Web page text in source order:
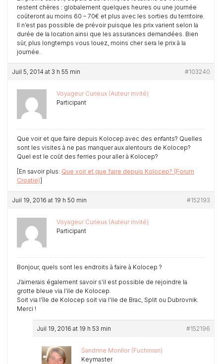
restent chères : globalement quelques heures ou une journée
coûteront au moins 60 – 70€ et plus avec les sorties du territoire.
Il n’est pas possible de prévoir puisque les prix varient selon la
durée de la location ainsi que les assurances demandées. Bien
sûr, plus longtemps vous louez, moins cher sera le prix à la
journée.
Juil 5, 2014 at 3 h 55 min #103240
Voyageur Curieux (Auteur invité)
Participant
Que voir et que faire depuis Kolocep avec des enfants? Quelles
sont les visites à ne pas manquer aux alentours de Kolocep?
Quel est le coût des ferries pour aller à Kolocep?
[En savoir plus: Que voir et que faire depuis Kolocep? (Forum
Croatie)]
Juil 19, 2016 at 19 h 50 min #152193
Voyageur Curieux (Auteur invité)
Participant
Bonjour, quels sont les endroits à faire à Kolocep ?
J’aimerais également savoir s’il est possible de rejoindre la
grotte bleue via l’ile de Kolocep.
Soit via l’île de Kolocep soit via l’ile de Brac, Split ou Dubrovnik.
Merci !
Juil 19, 2016 at 19 h 53 min #152196
Sandrine Monllor (Fuchinran)
Keymaster